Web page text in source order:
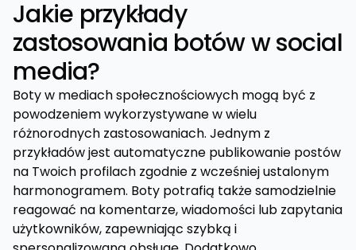
Jakie przykłady
zastosowania botów w social
media?
Boty w mediach społecznościowych mogą być z
powodzeniem wykorzystywane w wielu
różnorodnych zastosowaniach. Jednym z
przykładów jest automatyczne publikowanie postów
na Twoich profilach zgodnie z wcześniej ustalonym
harmonogramem. Boty potrafią także samodzielnie
reagować na komentarze, wiadomości lub zapytania
użytkowników, zapewniając szybką i